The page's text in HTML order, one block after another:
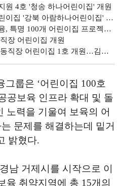
원 4호 '청송 하나어린이집' 개원
집 '강북 아람하나어린이집' 개원
명 100개 어린이집 프로젝트 가동
장 어린이집 개원
개원…김정태 회장 “호남·하나금융 상생 기원”
그룹은 ‘어린이집 100호
공보육 인프라 확대 및 돌
노력을 기울여 보육의 어
문제를 해결하는데 밑거
밝혔다.
남 거제시를 시작으로 이
육 취약지역에 총 15개의